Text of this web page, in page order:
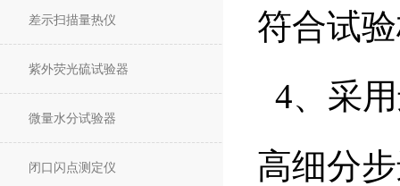
差示扫描量热仪
紫外荧光硫试验器
微量水分试验器
闭口闪点测定仪
符合试
4、采
高细分